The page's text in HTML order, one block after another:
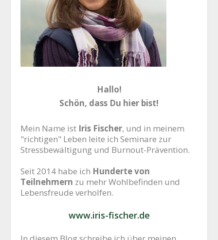
Hallo!
Schön, dass Du hier bist!
Mein Name ist Iris Fischer, und in meinem
"richtigen" Leben leite ich Seminare zur
Stressbewältigung und Burnout-Prävention.
Seit 2014 habe ich Hunderte von
Teilnehmern zu mehr Wohlbefinden und
Lebensfreude verholfen.
www.iris-fischer.de